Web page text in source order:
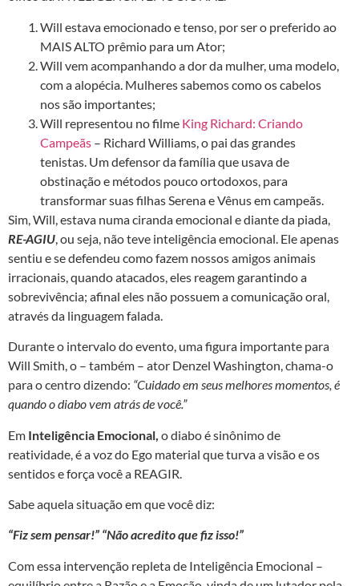
Will estava emocionado e tenso, por ser o preferido ao
MAIS ALTO prêmio para um Ator;
Will vem acompanhando a dor da mulher, uma modelo,
com a alopécia. Mulheres sabemos como os cabelos
nos são importantes;
Will representou no filme King Richard: Criando
Campeãs – Richard Williams, o pai das grandes
tenistas. Um defensor da família que usava de
obstinação e métodos pouco ortodoxos, para
transformar suas filhas Serena e Vênus em campeãs.
Sim, Will, estava numa ciranda emocional e diante da piada,
RE-AGIU , ou seja, não teve inteligência emocional. Ele apenas
sentiu e se defendeu como fazem nossos amigos animais
irracionais, quando atacados, eles reagem garantindo a
sobrevivência; afinal eles não possuem a comunicação oral,
através da linguagem falada.
Durante o intervalo do evento, uma figura importante para
Will Smith, o – também – ator Denzel Washington, chama-o
para o centro dizendo: “Cuidado em seus melhores momentos, é
quando o diabo vem atrás de você.”
Em Inteligência Emocional, o diabo é sinônimo de
reatividade, é a voz do Ego material que turva a visão e os
sentidos e força você a REAGIR.
Sabe aquela situação em que você diz:
“Fiz sem pensar!” “Não acredito que fiz isso!”
Com essa intervenção repleta de Inteligência Emocional –